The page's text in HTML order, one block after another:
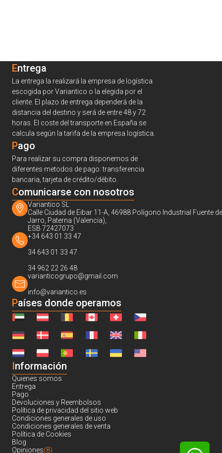
Entrega
La entrega la realizará la empresa de logística
escogida por Variantico o la elegida por el
cliente. El plazo de entrega dependerá de la
distancia del destino y será de entre 48 y 72
horas. El coste del transporte en España se
calcula según la tarifa de la empresa logística.
Pago
Para realizar su compra disponemos de
diferentes metodos de pago: transferencia
bancaria, tarjeta de crédito/débito.
Comunicarse con nosotros
Variantico SL
Calle Ciudad de Eibar 11-A, 46988 Polígono Industrial Fuente
Jarro, Paterna (Valencia),
ESB 72427073
+34 643 01 33 47
34 643 01 33 47
34 962 22 26 48
varianticogrupo@gmail.com
info@variantico.es
Países donde operamos
Información
Quienes somos
Entrega
Pago
Devoluciones y Reembolsos
Política de privacidad del sitio web
Condiciones generales de uso
Condiciones generales de venta
Política de Cookies
Blog
Opiniones(8)